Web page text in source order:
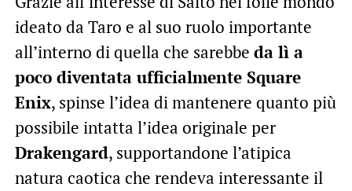
ideato da Taro e al suo ruolo importante
all’interno di quella che sarebbe da lì a
poco diventata ufficialmente Square
Enix, spinse l’idea di mantenere quanto più
possibile intatta l’idea originale per
Drakengard, supportandone l’atipica
natura caotica che rendeva interessante il